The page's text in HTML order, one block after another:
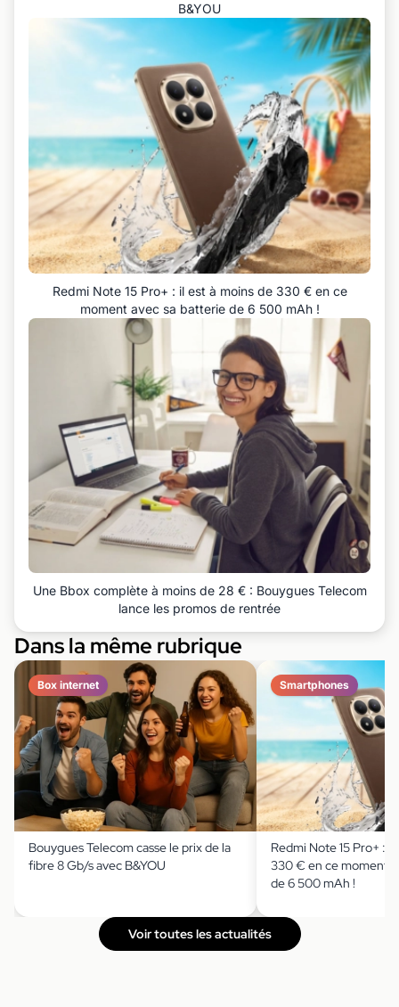
B&YOU
Redmi Note 15 Pro+ : il est à moins de 330 € en ce
moment avec sa batterie de 6 500 mAh !
Une Bbox complète à moins de 28 € : Bouygues Telecom
lance les promos de rentrée
Dans la même rubrique
Box internet
Bouygues Telecom casse le prix de la
fibre 8 Gb/s avec B&YOU
Smartphones
Redmi Note 15 Pro+ : il
330 € en ce moment
de 6 500 mAh !
Voir toutes les actualités